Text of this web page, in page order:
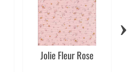
Jolie Fleur Rose
›